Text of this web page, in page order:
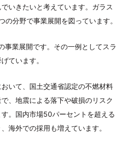
いきたいと考えています。ガラス
分野で事業展開を図っています。
事業展開です。その一例としてスラ
ています。
いて、国土交通省認定の不燃材料
、地震による落下や破損のリスク
。国内市場50パーセントを超える
海外での採用も増えています。